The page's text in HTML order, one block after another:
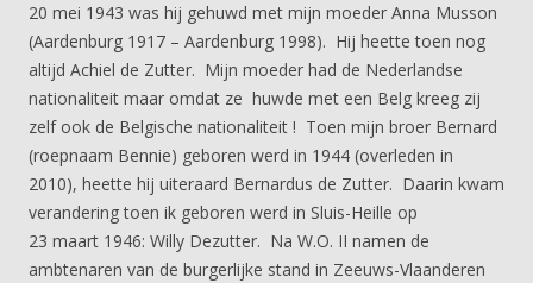
20 mei 1943 was hij gehuwd met mijn moeder Anna Musson
(Aardenburg 1917 – Aardenburg 1998). Hij heette toen nog
altijd Achiel de Zutter. Mijn moeder had de Nederlandse
nationaliteit maar omdat ze huwde met een Belg kreeg zij
zelf ook de Belgische nationaliteit ! Toen mijn broer Bernard
(roepnaam Bennie) geboren werd in 1944 (overleden in
2010), heette hij uiteraard Bernardus de Zutter. Daarin kwam
verandering toen ik geboren werd in Sluis-Heille op
23 maart 1946: Willy Dezutter. Na W.O. II namen de
ambtenaren van de burgerlijke stand in Zeeuws-Vlaanderen